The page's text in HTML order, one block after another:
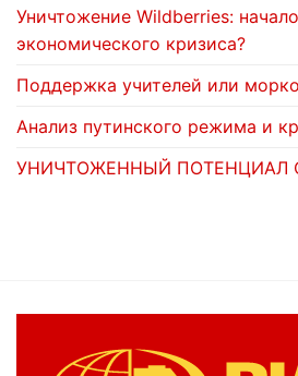
Уничтожение Wildberries:
экономического кризиса?
Поддержка учителей или
Анализ путинского режима и
УНИЧТОЖЕННЫЙ ПОТЕНЦИАЛ